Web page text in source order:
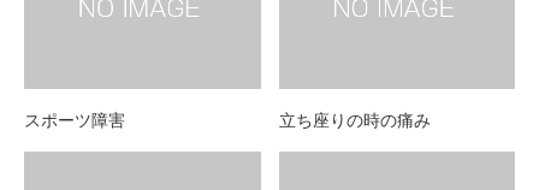
スポーツ障害 立ち座りの時の痛み